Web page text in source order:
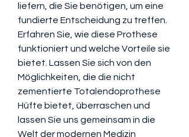
liefern, die Sie benötigen, um eine
fundierte Entscheidung zu treffen.
Erfahren Sie, wie diese Prothese
funktioniert und welche Vorteile sie
bietet. Lassen Sie sich von den
Möglichkeiten, die die nicht
zementierte Totalendoprothese
Hüfte bietet, überraschen und
lassen Sie uns gemeinsam in die
Welt der modernen Medizin